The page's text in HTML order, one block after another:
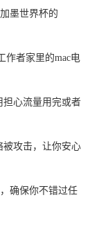
墨世界杯的
作者家里的mac电
担心流量用完或者
被攻击，让你安心
确保你不错过任